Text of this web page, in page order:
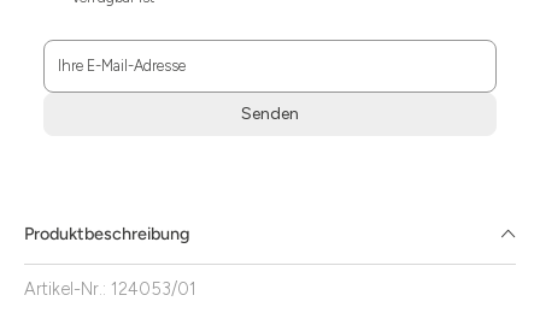
Ihre E-Mail-Adresse
Senden
die
Zustimmung
aktivieren.
Produktbeschreibung
Artikel-Nr.: 124053/01